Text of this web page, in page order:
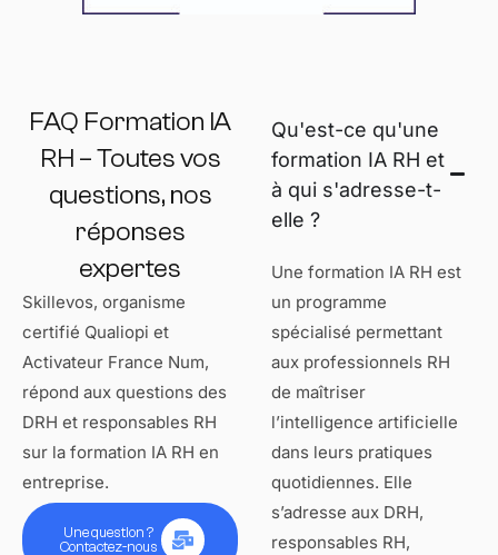
FAQ Formation IA
RH – Toutes vos
questions, nos
réponses
expertes
Skillevos, organisme
certifié Qualiopi et
Activateur France Num,
répond aux questions des
DRH et responsables RH
sur la formation IA RH en
entreprise.
Une question ?
Contactez-nous
Qu'est-ce qu'une
formation IA RH et
à qui s'adresse-t-
elle ?
Une formation IA RH est
un programme
spécialisé permettant
aux professionnels RH
de maîtriser
l’intelligence artificielle
dans leurs pratiques
quotidiennes. Elle
s’adresse aux DRH,
responsables RH,